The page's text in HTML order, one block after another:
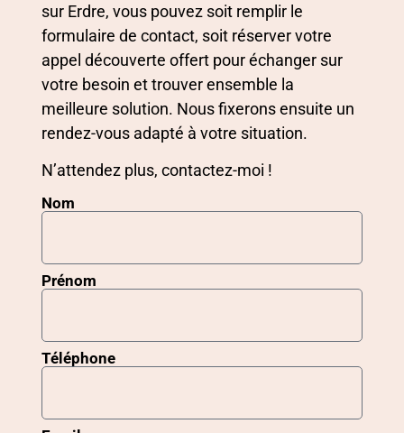
sur Erdre, vous pouvez soit remplir le
formulaire de contact, soit réserver votre
appel découverte offert pour échanger sur
votre besoin et trouver ensemble la
meilleure solution. Nous fixerons ensuite un
rendez-vous adapté à votre situation.
N’attendez plus, contactez-moi !
Nom
Prénom
Téléphone